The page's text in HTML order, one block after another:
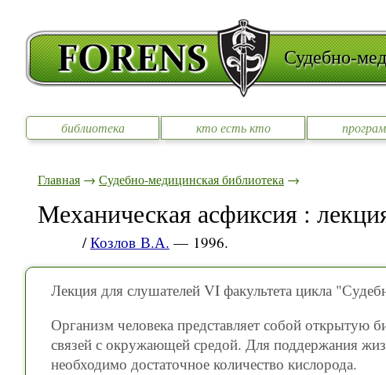
Судебно-
библиотека кто есть кто
Главная → Судебно-медицинская библиотека →
Механическая асфиксия :
/Козлов В.А. — 1996.
Лекция для слушателей VI факультета цикла
Организм человека представляет собой
связей с окружающей средой. Для поддержания
необходимо достаточное количество кислорода.